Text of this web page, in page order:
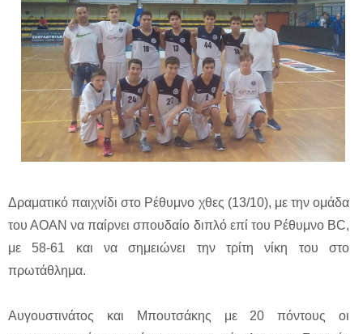
Δραματικό παιχνίδι στο Ρέθυμνο χθες (13/10), με την ομάδα
του ΑΟΑΝ να παίρνει σπουδαίο διπλό επί του Ρέθυμνο BC,
με 58-61 και να σημειώνει την τρίτη νίκη του στο
πρωτάθλημα.
Αυγουστινάτος και Μπουτσάκης με 20 πόντους οι